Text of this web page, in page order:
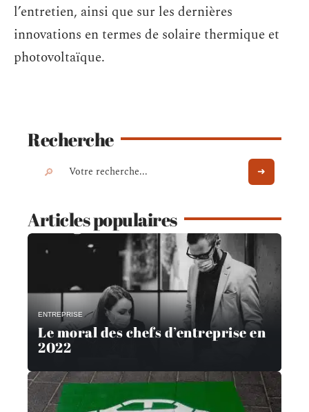
l’entretien, ainsi que sur les dernières
innovations en termes de solaire thermique et
photovoltaïque.
Recherche
Articles populaires
ENTREPRISE
Le moral des chefs d’entreprise en
2022